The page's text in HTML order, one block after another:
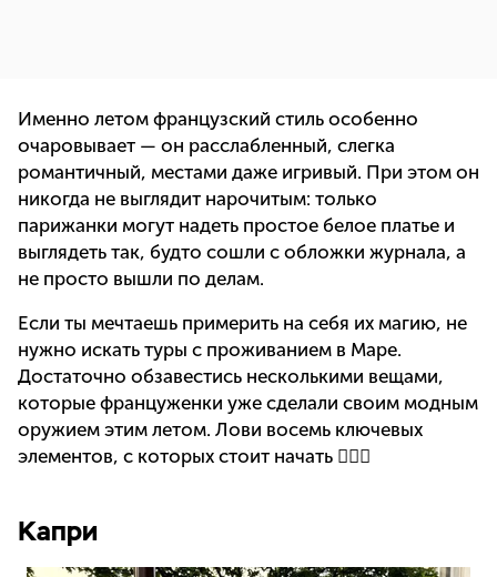
Именно летом французский стиль особенно
очаровывает — он расслабленный, слегка
романтичный, местами даже игривый. При этом он
никогда не выглядит нарочитым: только
парижанки могут надеть простое белое платье и
выглядеть так, будто сошли с обложки журнала, а
не просто вышли по делам.
Если ты мечтаешь примерить на себя их магию, не
нужно искать туры с проживанием в Маре.
Достаточно обзавестись несколькими вещами,
которые француженки уже сделали своим модным
оружием этим летом. Лови восемь ключевых
элементов, с которых стоит начать 👇🏻💕
Капри